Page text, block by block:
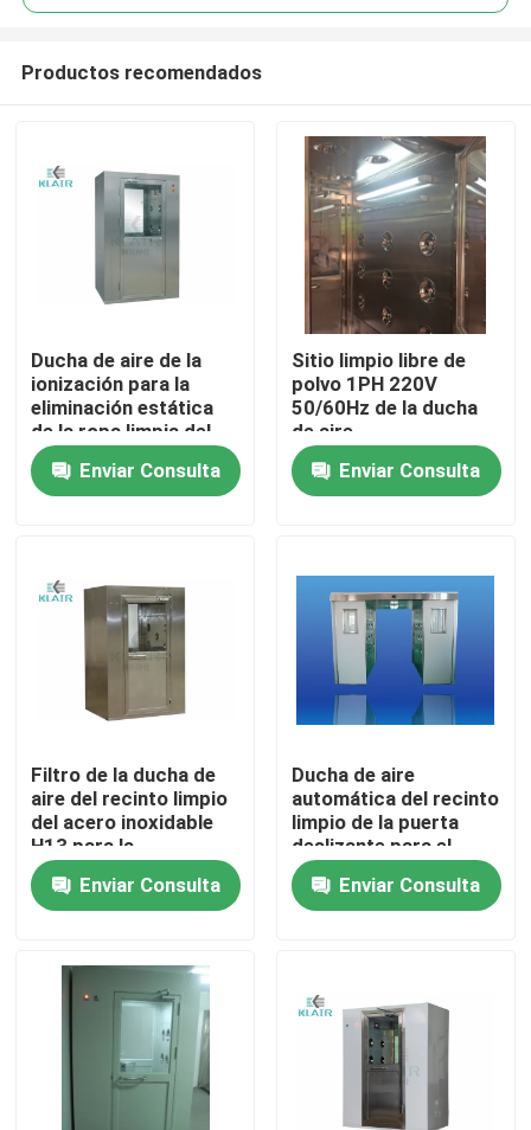
Hogar
Sobre nosotros
Viaje de la fábrica
Éntrenos en contacto con
Pida una cita
filtros de aire del bolso
Filtros de aire de la HVAC
filtro de aire del hepa
Productos recomendados
Ducha de aire de la
ionización para la
eliminación estática
de la ropa limpia del
trabajador
Enviar Consulta
Sitio limpio libre de
polvo 1PH 220V
50/60Hz de la ducha
de aire
Enviar Consulta
Filtro de la ducha de
aire del recinto limpio
del acero inoxidable
H13 para la
contaminación de
partículasEnviar Consulta
Ducha de aire
automática del recinto
limpio de la puerta
deslizante para el
retiro de polvo de la
persona/del cargo
Enviar Consulta